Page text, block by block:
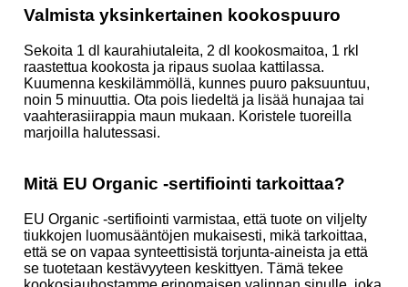
Valmista yksinkertainen kookospuuro
Sekoita 1 dl kaurahiutaleita, 2 dl kookosmaitoa, 1 rkl
raastettua kookosta ja ripaus suolaa kattilassa.
Kuumenna keskilämmöllä, kunnes puuro paksuuntuu,
noin 5 minuuttia. Ota pois liedeltä ja lisää hunajaa tai
vaahterasiirappia maun mukaan. Koristele tuoreilla
marjoilla halutessasi.
Mitä EU Organic -sertifiointi tarkoittaa?
EU Organic -sertifiointi varmistaa, että tuote on viljelty
tiukkojen luomusääntöjen mukaisesti, mikä tarkoittaa,
että se on vapaa synteettisistä torjunta-aineista ja että
se tuotetaan kestävyyteen keskittyen. Tämä tekee